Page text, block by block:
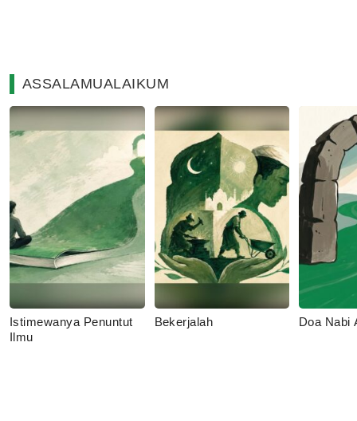
ASSALAMUALAIKUM
Istimewanya Penuntut
Ilmu
Bekerjalah Doa Nabi